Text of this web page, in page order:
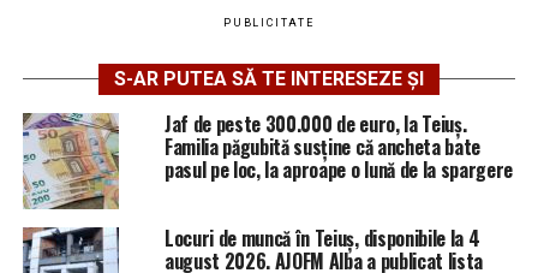
PUBLICITATE
S-AR PUTEA SĂ TE INTERESEZE ȘI
Jaf de peste 300.000 de euro, la Teiuș.
Familia păgubită susține că ancheta bate
pasul pe loc, la aproape o lună de la spargere
Locuri de muncă în Teiuș, disponibile la 4
august 2026. AJOFM Alba a publicat lista